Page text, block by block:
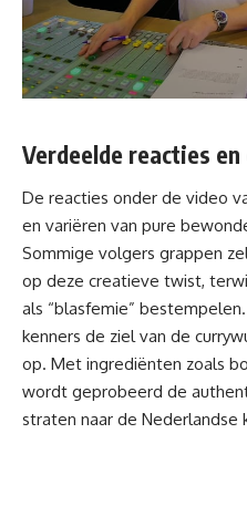
Verdeelde reacties
De reacties onder de video
en variëren van pure
Sommige volgers grappen
op deze creatieve twist,
als “blasfemie”
kenners de ziel van de
op. Met ingrediënten zoals
wordt geprobeerd de
straten naar de Nederlandse